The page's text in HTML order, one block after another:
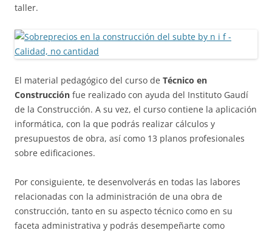
taller.
El material pedagógico del curso de Técnico en
Construcción fue realizado con ayuda del Instituto Gaudí
de la Construcción. A su vez, el curso contiene la aplicación
informática, con la que podrás realizar cálculos y
presupuestos de obra, así como 13 planos profesionales
sobre edificaciones.
Por consiguiente, te desenvolverás en todas las labores
relacionadas con la administración de una obra de
construcción, tanto en su aspecto técnico como en su
faceta administrativa y podrás desempeñarte como